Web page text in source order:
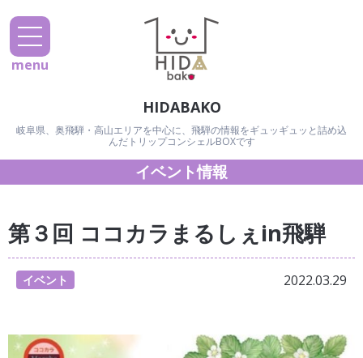
HIDABAKO
岐阜県、奥飛騨・高山エリアを中心に、飛騨の情報をギュッギュッと詰め込
んだトリップコンシェルBOXです
menu
イベント情報
第３回 ココカラまるしぇin飛騨
イベント 2022.03.29